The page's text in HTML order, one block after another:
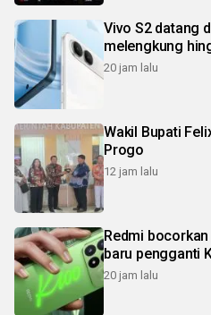
Vivo S2 datang
melengkung
20 jam lalu
Wakil Bupati
Progo
12 jam lalu
Redmi
baru pengganti
20 jam lalu